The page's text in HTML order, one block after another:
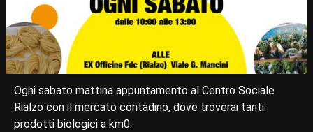
Ogni sabato mattina appuntamento al Centro Sociale
Rialzo con il mercato contadino, dove troverai tanti
prodotti biologici a km0.